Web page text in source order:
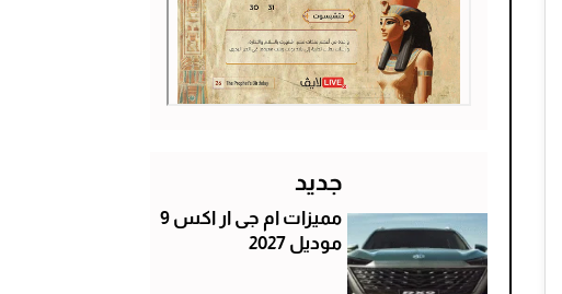
جديد
مميزات ام جى ار اكس 9
موديل 2027